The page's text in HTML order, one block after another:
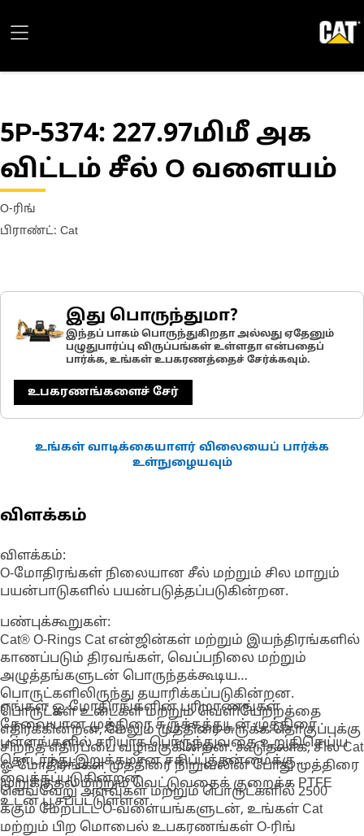
5P-5374: 227.97மிமீ அக
விட்டம் சீல் O வளையம்
O-ரிங்
பிராண்ட்: Cat
இது பொருந்துமா?
இந்தப் பாகம் பொருந்துகிறதா அல்லது ஏதேனும்
பழுதுபார்ப்பு விருப்பங்கள் உள்ளதா என்பதைப்
பார்க்க, உங்கள் உபகரணத்தைச் சேர்க்கவும்.
உபகரணங்களைச் சேர்
உங்கள் வாடிக்கையாளர் விலையைப் பார்க்க
உள்நுழையவும்
விளக்கம்
விளக்கம்:
O-மோதிரங்கள் நிலையான சீல் மற்றும் சில மாறும்
பயன்பாடுகளில் பயன்படுத்தப்படுகின்றன.
பண்புக்கூறுகள்:
Cat® O-Rings Cat என்ஜின்கள் மற்றும் இயந்திரங்களில்
காணப்படும் திரவங்கள், வெப்பநிலை மற்றும்
அழுத்தங்களுடன் பொருந்தக்கூடிய
பொருட்களிலிருந்து தயாரிக்கப்படுகின்றன.
பொருட்கள் உடைகள் மற்றும் வெளியேற்றத்தை
எதிர்க்கின்றன, மேலும் முத்திரை சுருக்க தொகுப்புக்கு
சிறந்த எதிர்ப்பை வழங்குகின்றன. கூடுதலாக, சில Cat
ஓ-மோதிரங்கள் முத்திரை நிறுவலின் போது முத்திரை
முறுக்குதல் மற்றும் வெட்டுவதைக் குறைக்க PTFE
உடன் பூசப்பட்டுள்ளன.
எங்கள் ஓ-மோதிரங்களின் பரிமாணங்கள்
தேவையான முத்திரை சுருக்கத்துடன் முத்திரை
பள்ளங்களில் சரியாக பொருந்துவதை உறுதிசெய்ய
தொடர்ந்து இறுக்கமான சகிப்புத்தன்மைக்கு
வைக்கப்படுகின்றன.
வெவ்வேறு அளவுகள் மற்றும் பொருட்களில் 2500
க்கும் மேற்பட்ட O-வளையங்களுடன், உங்கள் Cat
மற்றும் பிற மொபைல் உபகரணங்கள் O-ரிங்